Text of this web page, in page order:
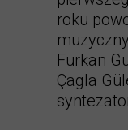
roku
Furkan
Çagla